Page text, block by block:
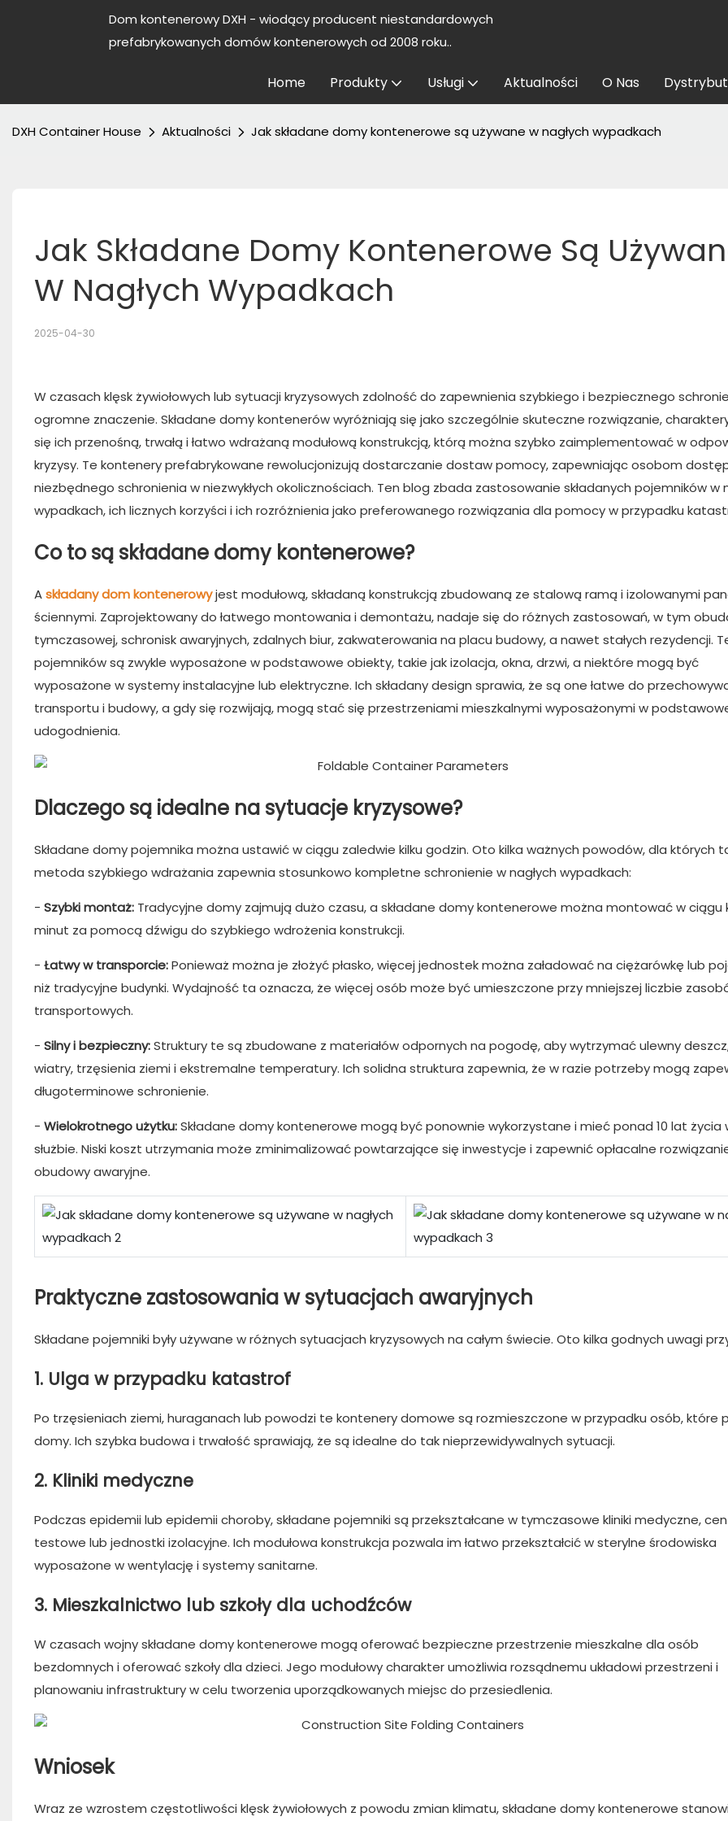
Dom kontenerowy DXH - wiodący producent niestandardowych
prefabrykowanych domów kontenerowych od 2008 roku..
Home Produkty Usługi Aktualności O Nas
DXH Container House Aktualności Jak składane domy kontenerowe są używane w nagłych wypadkach
Jak Składane Domy Kontenerowe Są
W Nagłych Wypadkach
2025-04-30
W czasach klęsk żywiołowych lub sytuacji kryzysowych zdolność do zapewnienia szybkiego i bezpiecznego
ogromne znaczenie. Składane domy kontenerów wyróżniają się jako szczególnie skuteczne rozwiązanie,
się ich przenośną, trwałą i łatwo wdrażaną modułową konstrukcją, którą można szybko zaimplementować w
kryzysy. Te kontenery prefabrykowane rewolucjonizują dostarczanie dostaw pomocy, zapewniając osobom
niezbędnego schronienia w niezwykłych okolicznościach. Ten blog zbada zastosowanie składanych pojemników w
wypadkach, ich licznych korzyści i ich rozróżnienia jako preferowanego rozwiązania dla pomocy w przypadku
Co to są składane domy kontenerowe?
Askładany dom kontenerowyjest modułową, składaną konstrukcją zbudowaną ze stalową ramą i izolowanymi
ściennymi. Zaprojektowany do łatwego montowania i demontażu, nadaje się do różnych zastosowań, w tym
tymczasowej, schronisk awaryjnych, zdalnych biur, zakwaterowania na placu budowy, a nawet stałych rezydencji.
pojemników są zwykle wyposażone w podstawowe obiekty, takie jak izolacja, okna, drzwi, a niektóre mogą być
wyposażone w systemy instalacyjne lub elektryczne. Ich składany design sprawia, że ​​są one łatwe do
transportu i budowy, a gdy się rozwijają, mogą stać się przestrzeniami mieszkalnymi wyposażonymi w
udogodnienia.
Dlaczego są idealne na sytuacje kryzysowe?
Składane domy pojemnika można ustawić w ciągu zaledwie kilku godzin. Oto kilka ważnych powodów, dla których
metoda szybkiego wdrażania zapewnia stosunkowo kompletne schronienie w nagłych wypadkach:
- Szybki montaż: Tradycyjne domy zajmują dużo czasu, a składane domy kontenerowe można montować w ciągu
minut za pomocą dźwigu do szybkiego wdrożenia konstrukcji.
- Łatwy w transporcie:Ponieważ można je złożyć płasko, więcej jednostek można załadować na ciężarówkę lub
niż tradycyjne budynki. Wydajność ta oznacza, że ​​więcej osób może być umieszczone przy mniejszej liczbie
transportowych.
- Silny i bezpieczny:Struktury te są zbudowane z materiałów odpornych na pogodę, aby wytrzymać ulewny
wiatry, trzęsienia ziemi i ekstremalne temperatury. Ich solidna struktura zapewnia, że ​​w razie potrzeby mogą
długoterminowe schronienie.
- Wielokrotnego użytku:Składane domy kontenerowe mogą być ponownie wykorzystane i mieć ponad 10 lat życia
służbie. Niski koszt utrzymania może zminimalizować powtarzające się inwestycje i zapewnić opłacalne
obudowy awaryjne.
Praktyczne zastosowania w sytuacjach awaryjnych
Składane pojemniki były używane w różnych sytuacjach kryzysowych na całym świecie. Oto kilka godnych uwagi
1. Ulga w przypadku katastrof
Po trzęsieniach ziemi, huraganach lub powodzi te kontenery domowe są rozmieszczone w przypadku osób, które
domy. Ich szybka budowa i trwałość sprawiają, że są idealne do tak nieprzewidywalnych sytuacji.
2. Kliniki medyczne
Podczas epidemii lub epidemii choroby, składane pojemniki są przekształcane w tymczasowe kliniki medyczne,
testowe lub jednostki izolacyjne. Ich modułowa konstrukcja pozwala im łatwo przekształcić w sterylne środowiska
wyposażone w wentylację i systemy sanitarne.
3. Mieszkalnictwo lub szkoły dla uchodźców
W czasach wojny składane domy kontenerowe mogą oferować bezpieczne przestrzenie mieszkalne dla osób
bezdomnych i oferować szkoły dla dzieci. Jego modułowy charakter umożliwia rozsądnemu układowi przestrzeni i
planowaniu infrastruktury w celu tworzenia uporządkowanych miejsc do przesiedlenia.
Wniosek
Wraz ze wzrostem częstotliwości klęsk żywiołowych z powodu zmian klimatu, składane domy kontenerowe